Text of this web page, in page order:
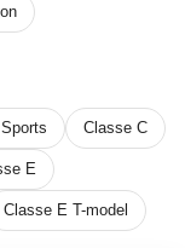
Classe C
E
Classe E T-model